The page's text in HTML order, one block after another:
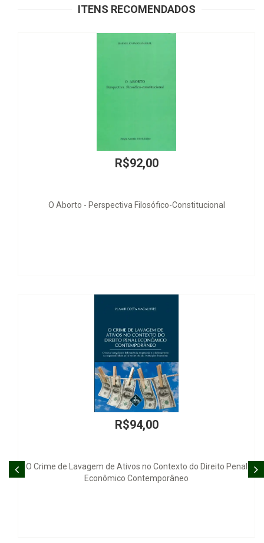
ITENS RECOMENDADOS
Direito Penal
A Antecipação da Tutela em Face da
Direito Natural em Platão